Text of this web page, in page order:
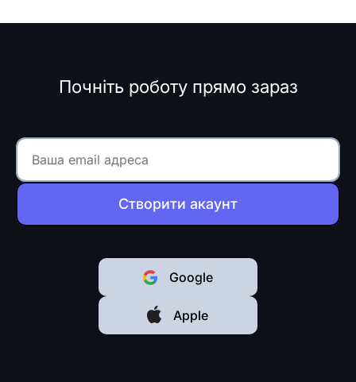
Почніть роботу прямо зараз
Створити акаунт
Google
Apple